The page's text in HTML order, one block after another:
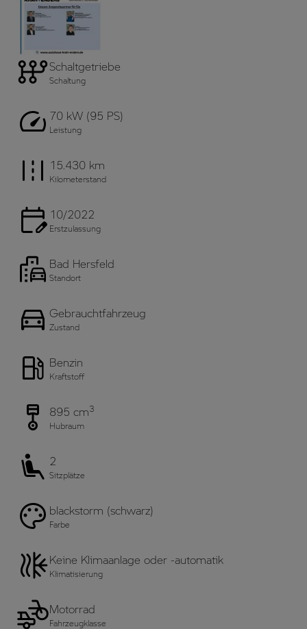
Schaltgetriebe
Schaltung
70 kW (95 PS)
Leistung
15.430 km
Kilometerstand
10/2022
Erstzulassung
Bad Hersfeld
Standort
Gebrauchtfahrzeug
Zustand
Benzin
Kraftstoff
895 cm3
Hubraum
2
Sitzplätze
blackstorm (schwarz)
Farbe
Keine Klimaanlage oder -automatik
Klimatisierung
Motorrad
Fahrzeugklasse